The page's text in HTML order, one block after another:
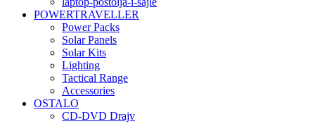
POWERTRAVELLER
Power Packs
Solar Panels
Solar Kits
Lighting
Tactical Range
Accessories
OSTALO
CD-DVD Drajv